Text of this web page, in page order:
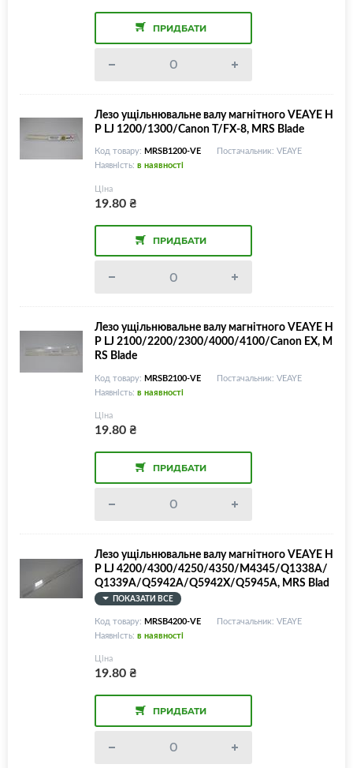
ПРИДБАТИ
Лезо ущільнювальне валу магнітного VEAYE H
P LJ 1200/1300/Canon T/FX-8, MRS Blade
Код товару: MRSB1200-VE
Постачальник: VEAYE
Наявність: в наявності
Ціна
19.80₴
ПРИДБАТИ
Лезо ущільнювальне валу магнітного VEAYE H
P LJ 2100/2200/2300/4000/4100/Canon EX, M
RS Blade
Код товару: MRSB2100-VE
Постачальник: VEAYE
Наявність: в наявності
Ціна
19.80₴
ПРИДБАТИ
Лезо ущільнювальне валу магнітного VEAYE H
P LJ 4200/4300/4250/4350/M4345/Q1338A/
Q1339A/Q5942A/Q5942X/Q5945A, MRS Blad
e
ПОКАЗАТИ ВСЕ
Код товару: MRSB4200-VE
Постачальник: VEAYE
Наявність: в наявності
Ціна
19.80₴
ПРИДБАТИ